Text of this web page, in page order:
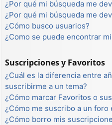
¿Por qué mi búsqueda me
¿Por qué mi búsqueda me
¿Cómo busco usuarios?
¿Como se puede encontrar
Suscripciones y Favoritos
¿Cuál es la diferencia entre
suscribirme a un tema?
¿Cómo marcar Favoritos o
¿Cómo me suscribo a un foro
¿Cómo borro mis